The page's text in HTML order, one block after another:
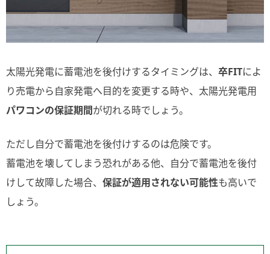
太陽光発電に蓄電池を後付けするタイミングは、 卒FITによ
り売電から自家発電へ目的を変更する時や、太陽光発電用
パワコンの保証期間が切れる時でしょう。
ただし自分で蓄電池を後付けするのは危険です。
蓄電池を壊してしまう恐れがある他、自分で蓄電池を後付
けして故障した場合、 保証が適用されない可能性も高いで
しょう。